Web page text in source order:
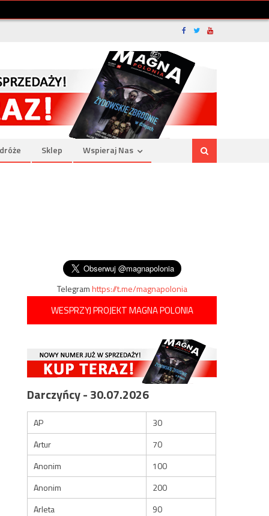
Sklep Wspieraj Nas
Telegramhttps://t.me/magnapolonia
WESPRZYJ PROJEKT MAGNA POLONIA
Darczyńcy - 30.07.2026
AP
30
Artur
70
Anonim
100
Anonim
200
Arleta
90